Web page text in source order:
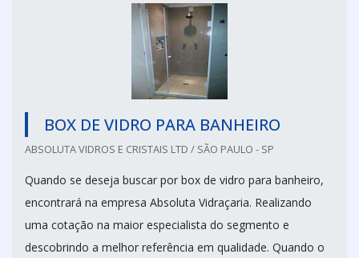
BOX DE VIDRO PARA BANHEIRO
ABSOLUTA VIDROS E CRISTAIS LTD / SÃO PAULO - SP
Quando se deseja buscar por box de vidro para banheiro,
encontrará na empresa Absoluta Vidraçaria. Realizando
uma cotação na maior especialista do segmento e
descobrindo a melhor referência em qualidade. Quando o